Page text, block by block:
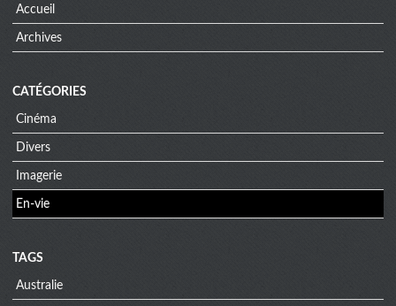
Accueil
Archives
CATÉGORIES
Cinéma
Divers
Imagerie
En-vie
TAGS
Australie